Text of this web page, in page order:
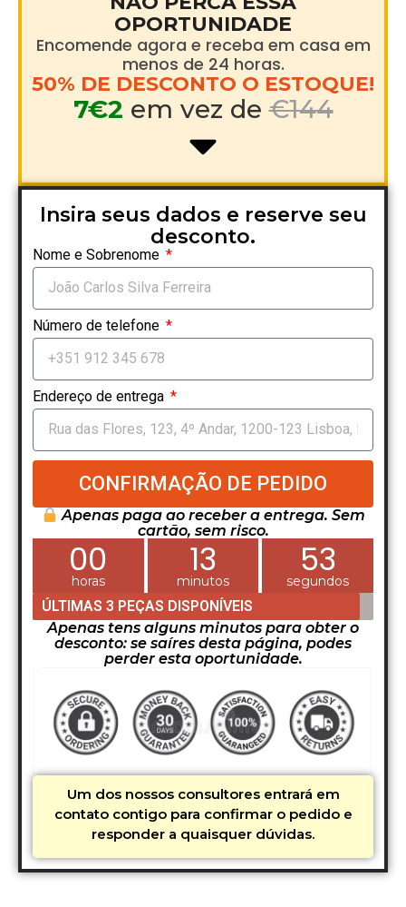
OPORTUNIDADE
Encomende agora e receba em casa em
menos de 24 horas.
50% DE DESCONTO O ESTOQUE!
7€2 em vez de€144
Insira seus dados e reserve seu
desconto.
Nome e Sobrenome
Número de telefone
Endereço de entrega
CONFIRMAÇÃO DE PEDIDO
Apenas paga ao receber a entrega. Sem
cartão, sem risco.
00
horas 13
minutos 51
segundos
ÚLTIMAS 3 PEÇAS DISPONÍVEIS
Apenas tens alguns minutos para obter o
desconto: se saíres desta página, podes
perder esta oportunidade.
Um dos nossos consultores entrará em
contato contigo para confirmar o pedido e
responder a quaisquer dúvidas.